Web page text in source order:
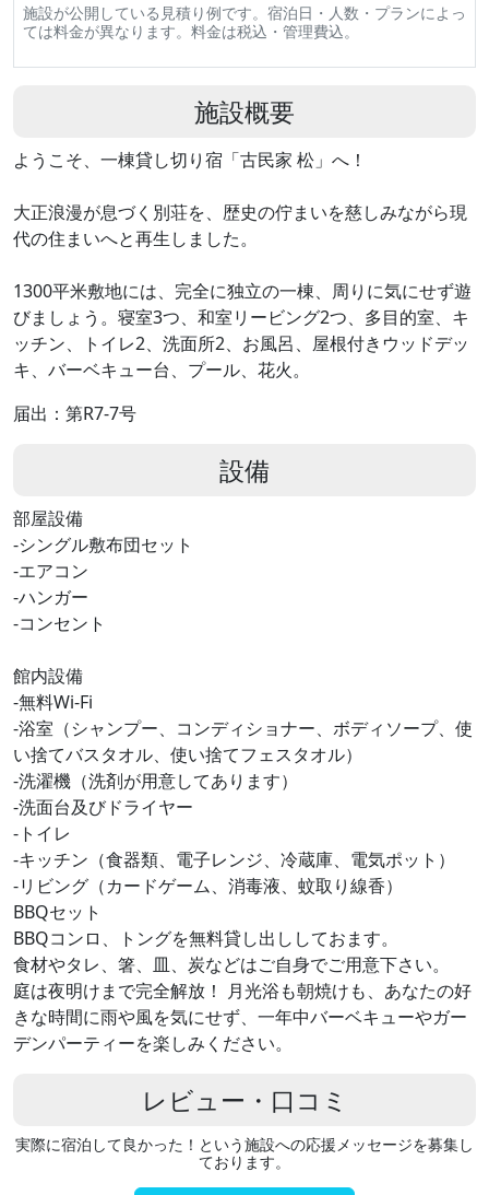
施設が公開している見積り例です。宿泊日・人数・プランによっ
ては料金が異なります。料金は税込・管理費込。
施設概要
ようこそ、一棟貸し切り宿「古民家 松」へ！
大正浪漫が息づく別荘を、歴史の佇まいを慈しみながら現
代の住まいへと再生しました。
1300平米敷地には、完全に独立の一棟、周りに気にせず遊
びましょう。寝室3つ、和室リービング2つ、多目的室、キ
ッチン、トイレ2、洗面所2、お風呂、屋根付きウッドデッ
キ、バーベキュー台、プール、花火。
届出：第R7-7号
設備
部屋設備
-シングル敷布団セット
-エアコン
-ハンガー
-コンセント
館内設備
-無料Wi-Fi
-浴室（シャンプー、コンディショナー、ボディソープ、使
い捨てバスタオル、使い捨てフェスタオル）
-洗濯機（洗剤が用意してあります）
-洗面台及びドライヤー
-トイレ
-キッチン（食器類、電子レンジ、冷蔵庫、電気ポット）
-リビング（カードゲーム、消毒液、蚊取り線香）
BBQセット
BBQコンロ、トングを無料貸し出ししておます。
食材やタレ、箸、皿、炭などはご自身でご用意下さい。
庭は夜明けまで完全解放！ 月光浴も朝焼けも、あなたの好
きな時間に雨や風を気にせず、一年中バーベキューやガー
デンパーティーを楽しみください。
レビュー・口コミ
実際に宿泊して良かった！という施設への応援メッセージを募集し
ております。